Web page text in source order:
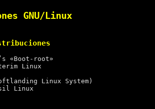
GNU/Linux
«Boot-root»
Linux
Linux System)
Linux